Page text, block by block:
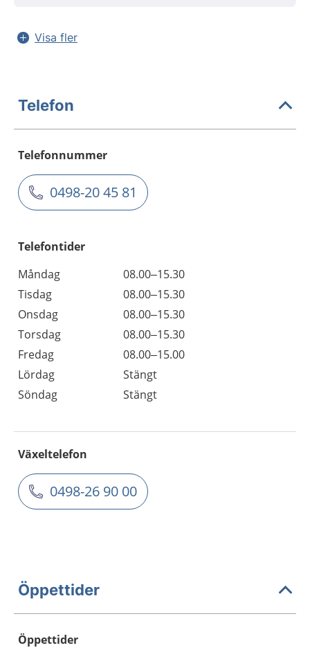
Visa fler
Telefon
Telefonnummer
0498-20 45 81
Telefontider
Måndag
08.00–15.30
Tisdag
08.00–15.30
Onsdag
08.00–15.30
Torsdag
08.00–15.30
Fredag
08.00–15.00
Lördag
Stängt
Söndag
Stängt
Växeltelefon
0498-26 90 00
Öppettider
Öppettider